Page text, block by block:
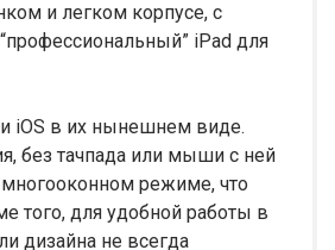
и легком корпусе, с
iPad для
iOS в их нынешнем виде.
без тачпада или мыши с ней
режиме, что
того, для удобной работы в
дизайна не всегда